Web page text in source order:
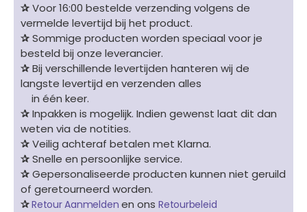
✰Voor 16:00 bestelde verzending volgens de
vermelde levertijd bij het product.
✰Sommige producten worden speciaal voor je
besteld bij onze leverancier.
✰Bij verschillende levertijden hanteren wij de
langste levertijd en verzenden alles
in één keer.
✰Inpakken is mogelijk. Indien gewenst laat dit dan
weten via de notities.
✰Veilig achteraf betalen met Klarna.
✰Snelle en persoonlijke service.
✰Gepersonaliseerde producten kunnen niet geruild
of geretourneerd worden.
✰Retour Aanmelden en ons Retourbeleid